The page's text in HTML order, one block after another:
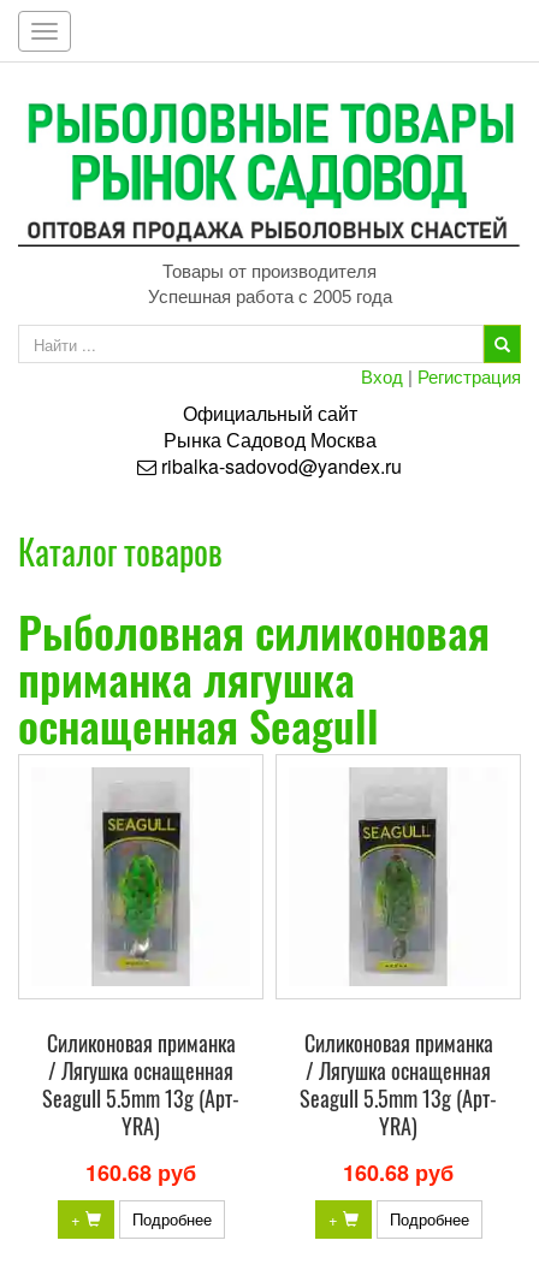
Toggle
navigation
Товары от производителя
Успешная работа с 2005 года
Вход | Регистрация
Официальный сайт
РынкаСадовод Москва
ribalka-sadovod@yandex.ru
Каталог товаров
Рыболовная силиконовая
приманка лягушка
оснащенная Seagull
Силиконовая приманка
/ Лягушка оснащенная
Seagull 5.5mm 13g (Арт-
YRA)
160.68 руб
+ Подробнее
Силиконовая приманка
/ Лягушка оснащенная
Seagull 5.5mm 13g (Арт-
YRA)
160.68 руб
+ Подробнее